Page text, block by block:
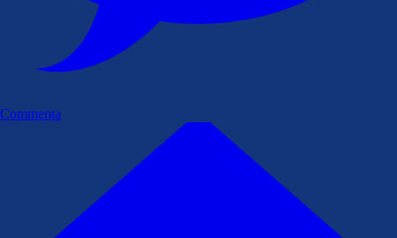
Commenta